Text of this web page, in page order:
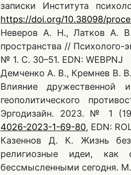
записки Института
https://doi.org/10.38098/
Неверов А. Н., Латков А.
пространства // Психолого-
№ 1. С. 30–51. EDN: WEBPNJ
Демченко А. В., Кремнев В.
Влияние дружественной
геополитического
Эргодизайн. 2023. № 1
4026-2023-1-69-80, EDN:
Казеннов Д. К. Жизнь
религиозные идеи,
бессмысленными сегодня.